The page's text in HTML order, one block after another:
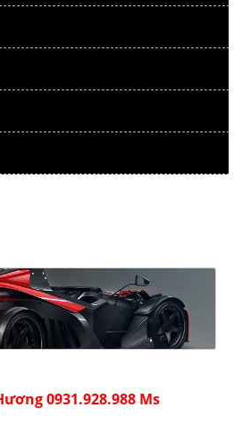
0931.928.988 Ms